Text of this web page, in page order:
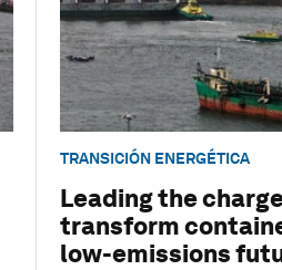
TRANSICIÓN ENERGÉTICA
Leading the
transform
low-emissions